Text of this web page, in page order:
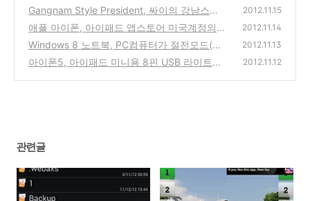
나 스마트폰에 파일 넣는 방법과 Gmail로 쉽게
사용 하는 방법
(4)
Gangnam Style President, 싸이의 강남스타
일 미국 대통령 오바마와 롬니 후보 말춤 버전
아이폰, 아이패드용 앱 리뷰
(0)
2012.11.15
애플 아이폰, 아이패드 앱스토어 미국계정의
보안 질문 답변 암호를 잊어버린 경우의 복구
해결 방법
(10)
2012.11.14
Windows 8 노트북, PC컴퓨터가 절전모드(대
기모드)에서 혼자서 자동으로 켜지는 경우의
2012.11.13
아이폰5, 아이패드 미니용 8핀 USB 라이트닝
2012.11.12
관련글